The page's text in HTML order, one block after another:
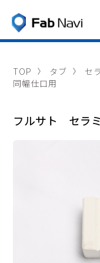
TOP タブ
セ
同幅仕口用
フルサト セラ